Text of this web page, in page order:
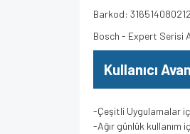
Barkod:
Bosch - Expert Serisi
Kullanıcı
-Çeşitli Uygulamalar
-Ağır günlük kullanım